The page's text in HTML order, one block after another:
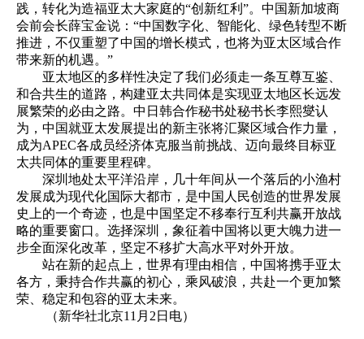
践，转化为造福亚太大家庭的“创新红利”。中国新加坡商
会前会长薛宝金说：“中国数字化、智能化、绿色转型不断
推进，不仅重塑了中国的增长模式，也将为亚太区域合作
带来新的机遇。”
亚太地区的多样性决定了我们必须走一条互尊互鉴、
和合共生的道路，构建亚太共同体是实现亚太地区长远发
展繁荣的必由之路。中日韩合作秘书处秘书长李熙燮认
为，中国就亚太发展提出的新主张将汇聚区域合作力量，
成为APEC各成员经济体克服当前挑战、迈向最终目标亚
太共同体的重要里程碑。
深圳地处太平洋沿岸，几十年间从一个落后的小渔村
发展成为现代化国际大都市，是中国人民创造的世界发展
史上的一个奇迹，也是中国坚定不移奉行互利共赢开放战
略的重要窗口。选择深圳，象征着中国将以更大魄力进一
步全面深化改革，坚定不移扩大高水平对外开放。
站在新的起点上，世界有理由相信，中国将携手亚太
各方，秉持合作共赢的初心，乘风破浪，共赴一个更加繁
荣、稳定和包容的亚太未来。
（新华社北京11月2日电）